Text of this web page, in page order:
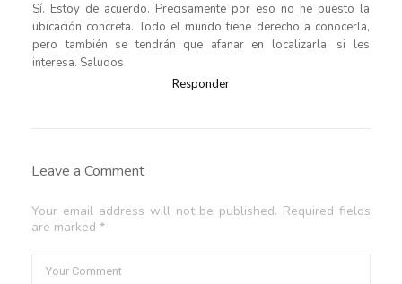
Sí. Estoy de acuerdo. Precisamente por eso no he puesto la
ubicación concreta. Todo el mundo tiene derecho a conocerla,
pero también se tendrán que afanar en localizarla, si les
interesa. Saludos
Responder
Leave a Comment
Your email address will not be published. Required fields
are marked *